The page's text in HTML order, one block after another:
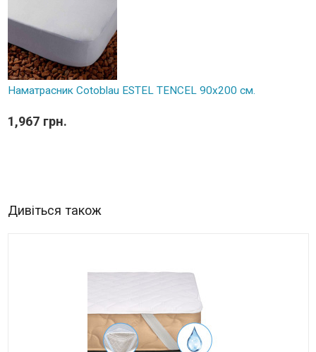
Наматрасник Cotoblau ESTEL TENCEL 90х200 см.
1,967 грн.
Дивіться також